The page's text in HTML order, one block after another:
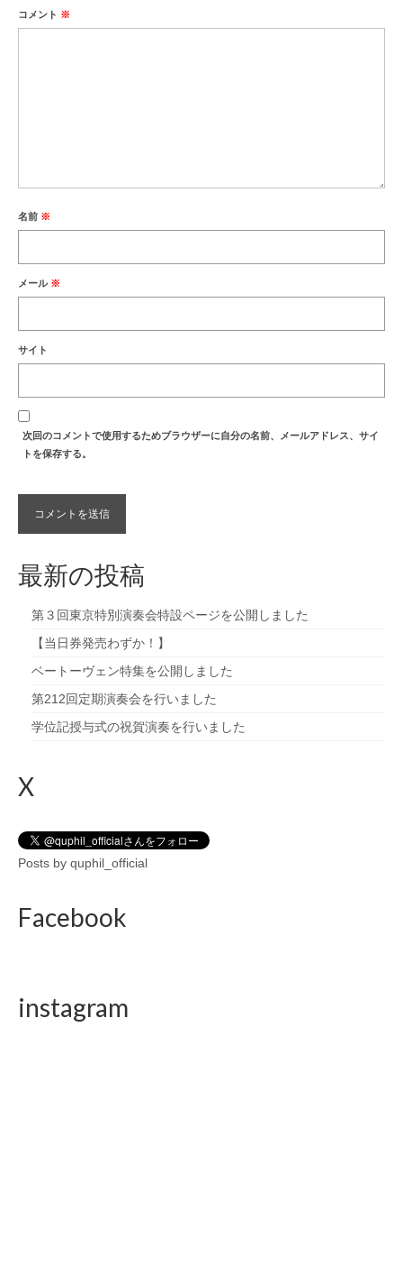
コメント ※
名前 ※
メール ※
サイト
次回のコメントで使用するためブラウザーに自分の名前、メールアドレス、サイ
トを保存する。
最新の投稿
第３回東京特別演奏会特設ページを公開しました
【当日券発売わずか！】
ベートーヴェン特集を公開しました
第212回定期演奏会を行いました
学位記授与式の祝賀演奏を行いました
X
Posts by quphil_official
Facebook
instagram